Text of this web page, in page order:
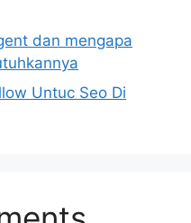
dan mengapa
Untuc Seo Di